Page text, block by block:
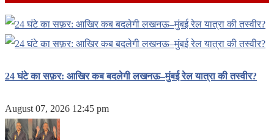
24 घंटे का सफ़र: आखिर कब बदलेगी लखनऊ–मुंबई रेल यात्रा की तस्वीर?
August 07, 2026 12:45 pm